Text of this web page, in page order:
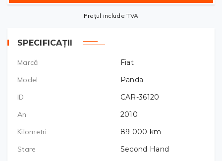
Prețul include TVA
SPECIFICAȚII
Marcă
Fiat
Model
Panda
ID
CAR-36120
An
2010
Kilometri
89 000 km
Stare
Second Hand